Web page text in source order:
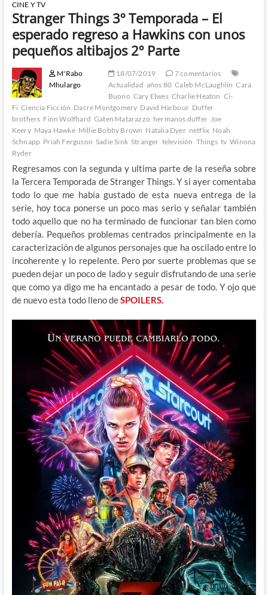
CINE Y TV
Stranger Things 3º Temporada – El
esperado regreso a Hawkins con unos
pequeños altibajos 2º Parte
M'Rabo
Mhulargo
18/07/2019
7 comentarios
Actualidad años 80 Caleb McLaughlin Cara
Buono Cary Elwes Charlie Heaton Ci-
Fi Ciencia Ficción Dacre Montgomery David Harbour Duffer
brothers Finn Wolfhard Gaten Matarazzo hermanos duffer Joe
Keery Maya Hawke Millie Bobby Brown Natalia Dyer netflix Noah
Schnapp Priah Ferguson Sadie Sink Stranger televisión Things tv Winona
Ryder
Regresamos con la segunda y ultima parte de la reseña sobre
la Tercera Temporada de Stranger Things. Y si ayer comentaba
todo lo que me había gustado de esta nueva entrega de la
serie, hoy toca ponerse un poco mas serio y señalar también
todo aquello que no ha terminado de funcionar tan bien como
debería. Pequeños problemas centrados principalmente en la
caracterización de algunos personajes que ha oscilado entre lo
incoherente y lo repelente. Pero por suerte problemas que se
pueden dejar un poco de lado y seguir disfrutando de una serie
que como ya digo me ha encantado a pesar de todo. Y ojo que
de nuevo esta todo lleno deSPOILERS.